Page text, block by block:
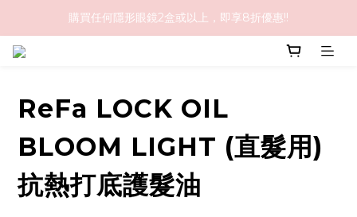
購物滿HK$1,000免順豐運費
購買任何隱形眼鏡2盒或以上，即享8折優惠!!
ReFa LOCK OIL
BLOOM LIGHT (直髮用)
抗熱打底護髮油